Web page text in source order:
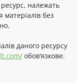
належать
без
даного ресурсу
обов’язкове.